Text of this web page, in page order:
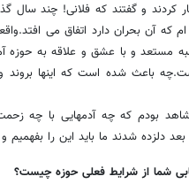
کردند و گفتند که فلانی! چند سال
که آن بحران دارد اتفاق می
مستعد و با عشق و علاقه به حوزه
باعث شده است که اینها بروند
شاهد بودم که چه آدمهایی با چه
دلزده شدند ما باید این را بفهمیم
شما از شرایط فعلی حوزه چیست؟